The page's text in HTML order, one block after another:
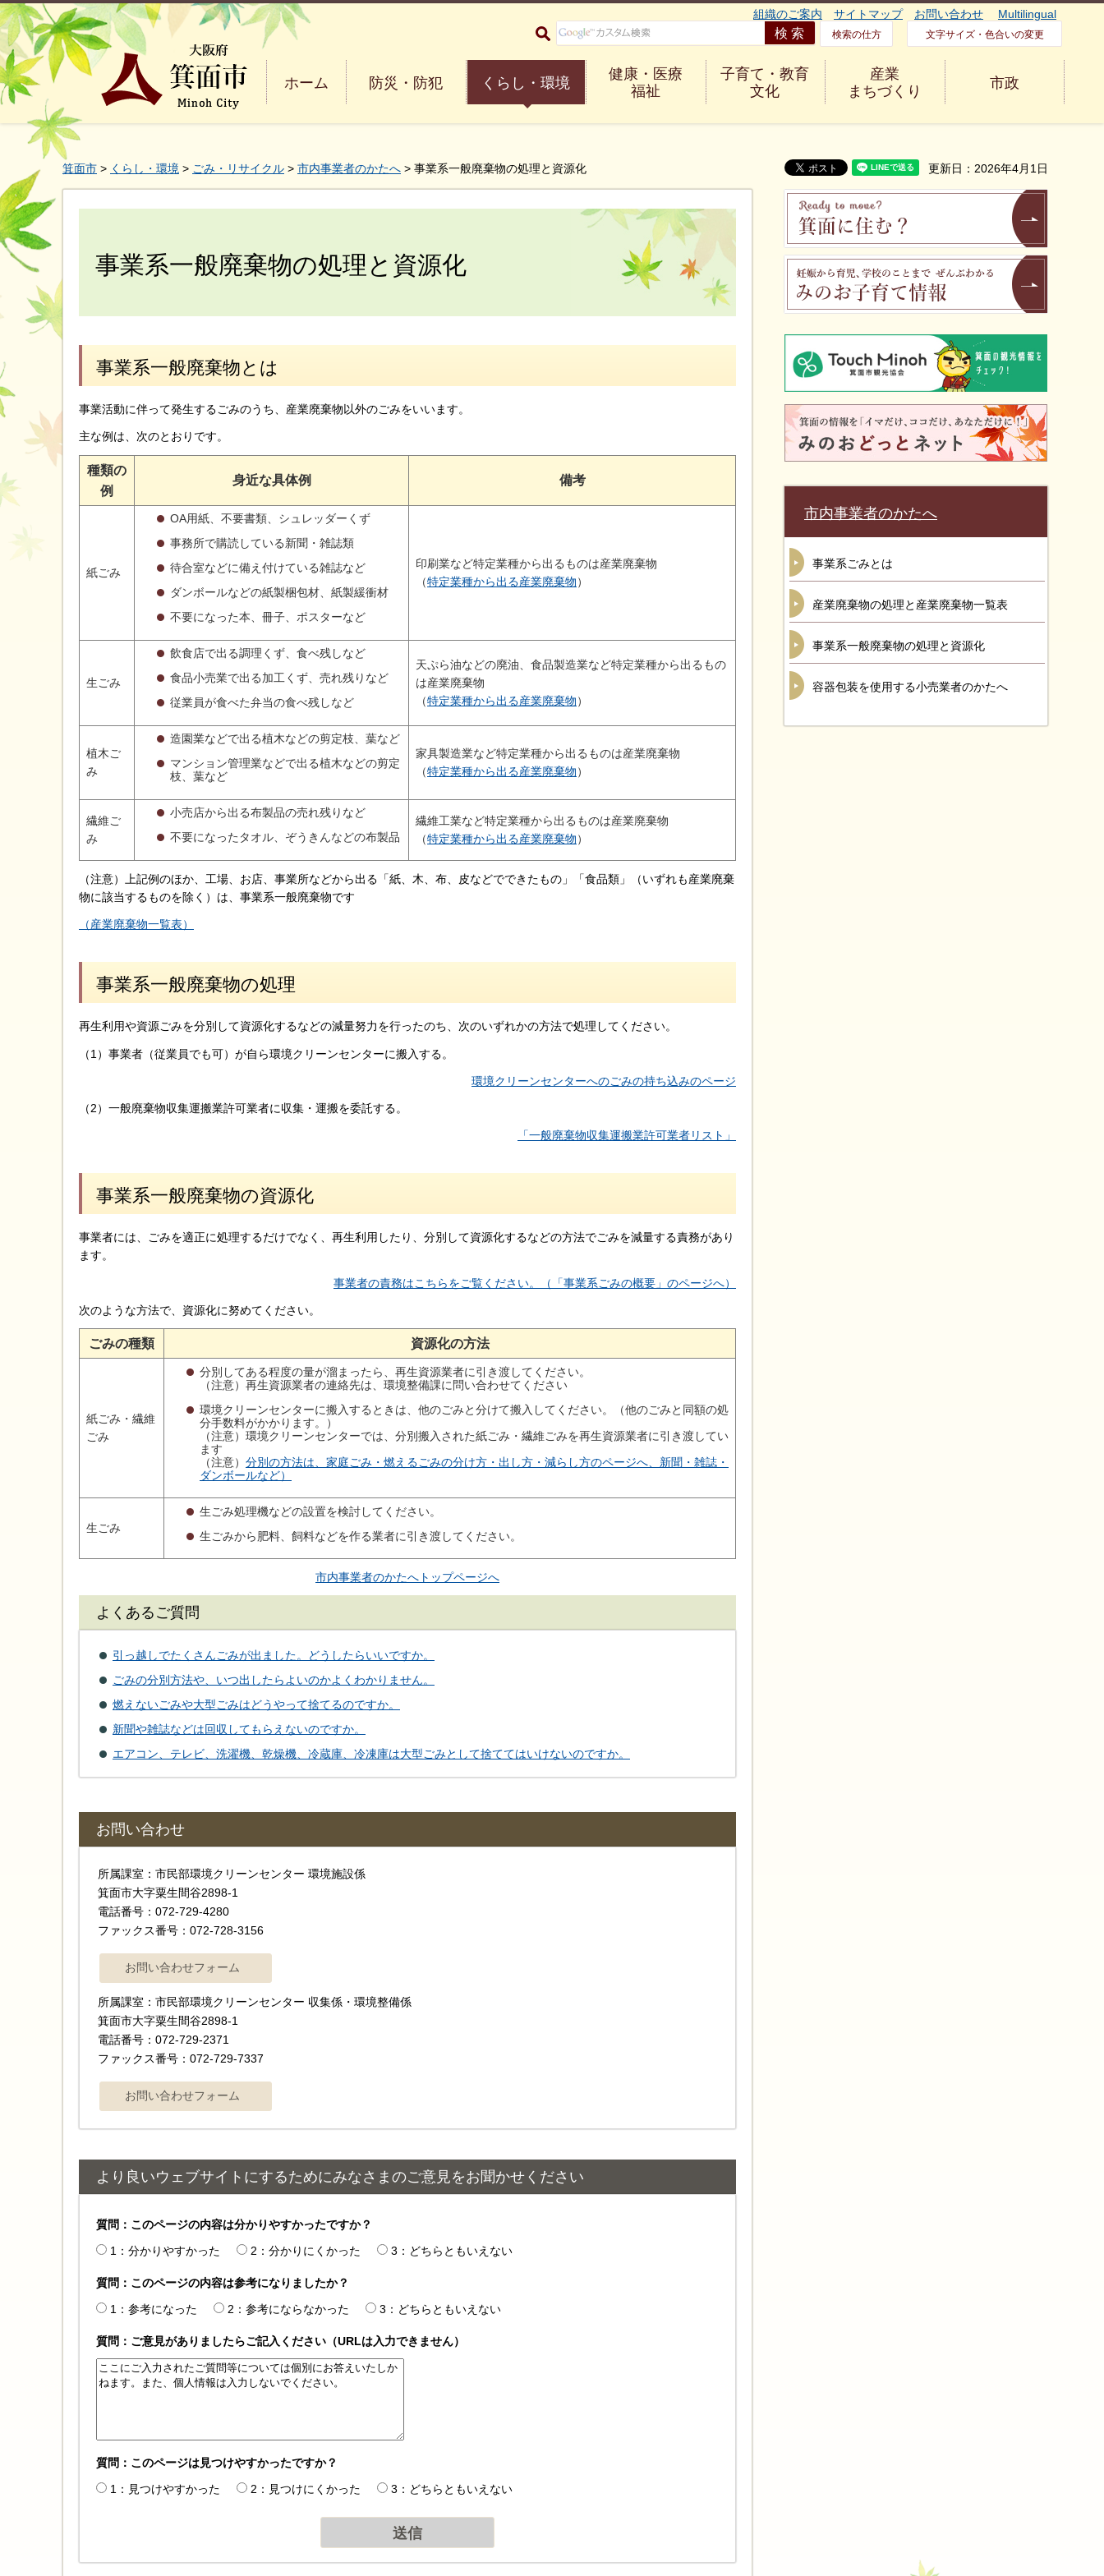
大阪府箕面市 Minoh City
組織のご案内 サイトマップ お問い合わせ Multilingual
検索の仕方 文字サイズ・色合いの変更
ホーム 防災・防犯 くらし・環境
健康・医療
福祉
子育て・教育
文化
産業
まちづくり
市政
箕面市 > くらし・環境 > ごみ・リサイクル > 市内事業者のかたへ > 事業系一般廃棄物の処理と資源化 更新日：2026年4月1日
事業系一般廃棄物の処理と資源化
事業系一般廃棄物とは
事業活動に伴って発生するごみのうち、産業廃棄物以外のごみをいいます。
主な例は、次のとおりです。
種類の
例
身近な具体例 備考
紙ごみ
OA用紙、不要書類、シュレッダーくず
事務所で購読している新聞・雑誌類
待合室などに備え付けている雑誌など
ダンボールなどの紙製梱包材、紙製緩衝材
不要になった本、冊子、ポスターなど
印刷業など特定業種から出るものは産業廃棄物
（特定業種から出る産業廃棄物）
生ごみ
飲食店で出る調理くず、食べ残しなど
食品小売業で出る加工くず、売れ残りなど
従業員が食べた弁当の食べ残しなど
天ぷら油などの廃油、食品製造業など特定業種から出るもの
は産業廃棄物
（特定業種から出る産業廃棄物）
植木ご
み
造園業などで出る植木などの剪定枝、葉など
マンション管理業などで出る植木などの剪定
枝、葉など
家具製造業など特定業種から出るものは産業廃棄物
（特定業種から出る産業廃棄物）
繊維ご
み
小売店から出る布製品の売れ残りなど
不要になったタオル、ぞうきんなどの布製品
繊維工業など特定業種から出るものは産業廃棄物
（特定業種から出る産業廃棄物）
（注意）上記例のほか、工場、お店、事業所などから出る「紙、木、布、皮などでできたもの」「食品類」（いずれも産業廃棄
物に該当するものを除く）は、事業系一般廃棄物です
（産業廃棄物一覧表）
事業系一般廃棄物の処理
再生利用や資源ごみを分別して資源化するなどの減量努力を行ったのち、次のいずれかの方法で処理してください。
（1）事業者（従業員でも可）が自ら環境クリーンセンターに搬入する。
環境クリーンセンターへのごみの持ち込みのページ
（2）一般廃棄物収集運搬業許可業者に収集・運搬を委託する。
「一般廃棄物収集運搬業許可業者リスト」
事業系一般廃棄物の資源化
事業者には、ごみを適正に処理するだけでなく、再生利用したり、分別して資源化するなどの方法でごみを減量する責務があり
ます。
事業者の責務はこちらをご覧ください。（「事業系ごみの概要」のページへ）
次のような方法で、資源化に努めてください。
ごみの種類 資源化の方法
紙ごみ・繊維
ごみ
分別してある程度の量が溜まったら、再生資源業者に引き渡してください。
（注意）再生資源業者の連絡先は、環境整備課に問い合わせてください
環境クリーンセンターに搬入するときは、他のごみと分けて搬入してください。（他のごみと同額の処
分手数料がかかります。）
（注意）環境クリーンセンターでは、分別搬入された紙ごみ・繊維ごみを再生資源業者に引き渡してい
ます
（注意） 分別の方法は、家庭ごみ・燃えるごみの分け方・出し方・減らし方のページへ、新聞・雑誌・
ダンボールなど）
生ごみ
生ごみ処理機などの設置を検討してください。
生ごみから肥料、飼料などを作る業者に引き渡してください。
市内事業者のかたへトップページへ
よくあるご質問
引っ越しでたくさんごみが出ました。どうしたらいいですか。
ごみの分別方法や、いつ出したらよいのかよくわかりません。
燃えないごみや大型ごみはどうやって捨てるのですか。
新聞や雑誌などは回収してもらえないのですか。
エアコン、テレビ、洗濯機、乾燥機、冷蔵庫、冷凍庫は大型ごみとして捨ててはいけないのですか。
お問い合わせ
所属課室：市民部環境クリーンセンター 環境施設係
箕面市大字粟生間谷2898-1
電話番号：072-729-4280
ファックス番号：072-728-3156
所属課室：市民部環境クリーンセンター 収集係・環境整備係
箕面市大字粟生間谷2898-1
電話番号：072-729-2371
ファックス番号：072-729-7337
より良いウェブサイトにするためにみなさまのご意見をお聞かせください
質問：このページの内容は分かりやすかったですか？
1：分かりやすかった
2：分かりにくかった 3：どちらともいえない
質問：このページの内容は参考になりましたか？
1：参考になった
2：参考にならなかった 3：どちらともいえない
質問：ご意見がありましたらご記入ください（URLは入力できません）
質問：このページは見つけやすかったですか？
1：見つけやすかった
2：見つけにくかった 3：どちらともいえない
市内事業者のかたへ
事業系ごみとは
産業廃棄物の処理と産業廃棄物一覧表
事業系一般廃棄物の処理と資源化
容器包装を使用する小売業者のかたへ